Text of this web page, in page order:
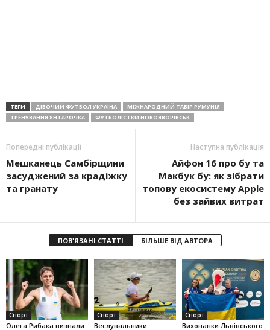
ТЕГИ ДІВОЧИЙ ФУТБОЛ УКРАЇНА
МІЖНАРОДНИЙ ТАБІР РУМУНІЯ
ТРЕНУВАННЯ ЯНТАРОЧКА
ФУТБОЛІСТКИ НОВОЯВОРІВСЬК
Попередні публікації
Мешканець Самбірщини
засуджений за крадіжку
та гранату
Наступна публікація
Айфон 16 про бу та
Макбук бу: як зібрати
топову екосистему Apple
без зайвих витрат
ПОВ'ЯЗАНІ СТАТТІ БІЛЬШЕ ВІД АВТОРА
Спорт
Олега Рибака визнали
Спорт
Веслувальники
Спорт
Вихованки Львівського